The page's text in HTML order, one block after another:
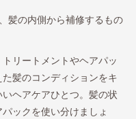
髪の内側から補修するもの
リートメントやヘアパッ
髪のコンディションをキ
ヘアケアひとつ。髪の状
ックを使い分けましょ